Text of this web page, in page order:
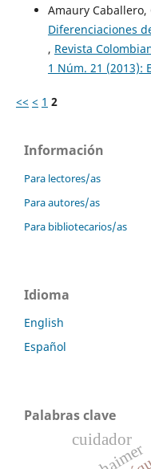
Amaury Caballero,
Diferenciaciones
, Revista
1 Núm. 21 (2013):
<< < 1 2
Información
Para lectores/as
Para autores/as
Para bibliotecarios/as
Idioma
English
Español
Palabras clave
cuidador